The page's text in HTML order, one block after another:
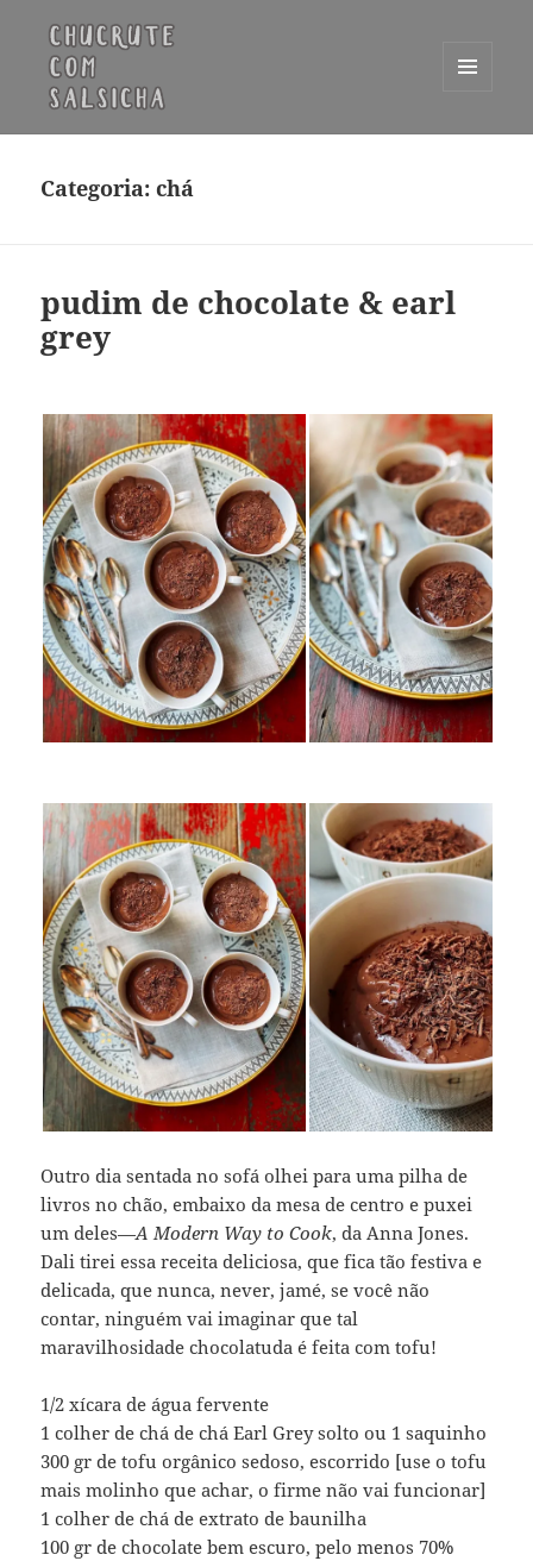
WIDGETS
Categoria:chá
pudim de chocolate & earl
grey
Outro dia sentada no sofá olhei para uma pilha de
livros no chão, embaixo da mesa de centro e puxei
um deles—A Modern Way to Cook, da Anna Jones.
Dali tirei essa receita deliciosa, que fica tão festiva e
delicada, que nunca, never, jamé, se você não
contar, ninguém vai imaginar que tal
maravilhosidade chocolatuda é feita com tofu!
1/2 xícara de água fervente
1 colher de chá de chá Earl Grey solto ou 1 saquinho
300 gr de tofu orgânico sedoso, escorrido [use o tofu
mais molinho que achar, o firme não vai funcionar]
1 colher de chá de extrato de baunilha
100 gr de chocolate bem escuro, pelo menos 70%